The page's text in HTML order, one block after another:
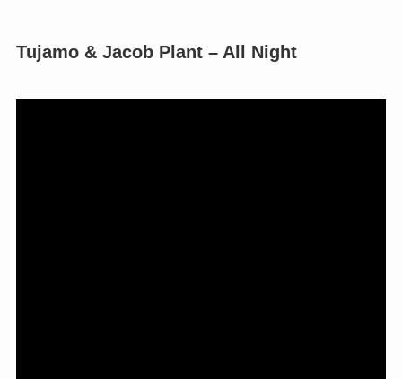
Tujamo & Jacob Plant – All Night